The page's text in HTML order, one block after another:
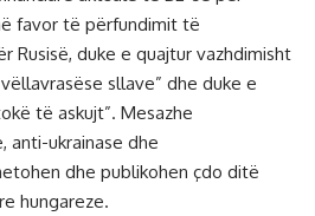
favor të përfundimit të
Rusisë, duke e quajtur vazhdimisht
sllave” dhe duke e
të askujt”. Mesazhe
anti-ukrainase dhe
dhe publikohen çdo ditë
hungareze.